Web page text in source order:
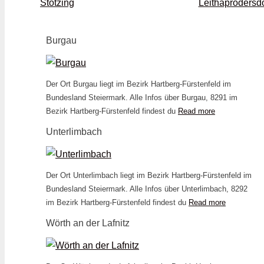
Stotzing
Burgau
Der Ort Burgau liegt im Bezirk Hartberg-Fürstenfeld im
Bundesland Steiermark. Alle Infos über Burgau, 8291 im
Bezirk Hartberg-Fürstenfeld findest du Read more
Unterlimbach
Der Ort Unterlimbach liegt im Bezirk Hartberg-Fürstenfeld im
Bundesland Steiermark. Alle Infos über Unterlimbach, 8292
im Bezirk Hartberg-Fürstenfeld findest du Read more
Wörth an der Lafnitz